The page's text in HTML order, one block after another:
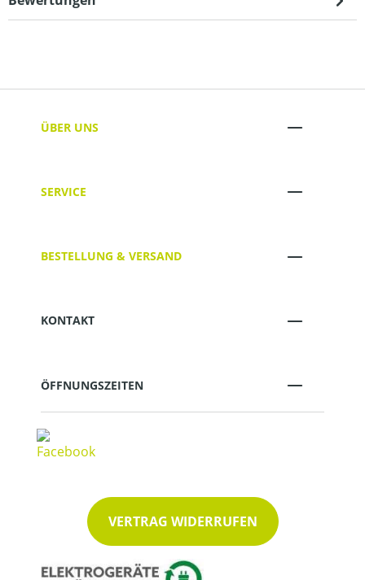
ÜBER UNS
SERVICE
BESTELLUNG & VERSAND
KONTAKT
ÖFFNUNGSZEITEN
VERTRAG WIDERRUFEN